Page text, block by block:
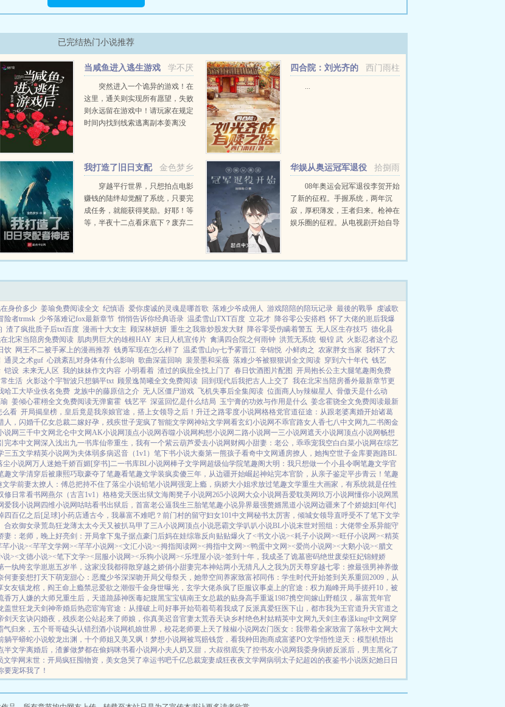
已完结热门小说推荐
学不厌
当咸鱼进入逃生游戏
突然进入一个诡异的游戏！在
这里，通关则实现所有愿望，失败
则永远留在游戏中！请玩家在规定
时间内找到线索逃离副本姜离没
子，传来奇怪的声...
西门雨柱
四合院：刘光齐的
...
金色梦乡
我打造了旧日支配
者神话穿越平行世界，只想拍点电影
赚钱的陆绊却觉醒了系统，只要完
成任务，就能获得奖励。好耶！等
等，半夜十二点看床底下？废弃二
时候觉察到，这个世界好像真的有
拾捌雨
华娱从奥运冠军退役
开始08年奥运会冠军退役李贺开始
了新的征程。手握系统，两年沉
寂，厚积薄发，王者归来。枪神在
娱乐圈的征程。从电视剧开始自导
身价多少 姜瑜免费阅读全文 纪慎语 爱你虔诚的灵魂是哪首歌 落难少爷成佣人 游戏陪陪的陪玩记录 最後的戰爭 虔诚歌
险者trmsk 少爷落难记fox最新章节 悄悄告诉你经典语录 温柔雪山TXT百度 立花才 降谷零公安搭档 怀了大佬的崽后我爆
渣了疯批质子后txt百度 漫画十大女主 顾深林妍妍 重生之我靠炒股发大财 降谷零受伤瞒着警五 无人区生存技巧 德化县
北宋当陪房免费阅读 肌肉男巨大的雄根HAY 末日人机宣传片 禽满四合院之何雨钟 洪荒无系统 银锽 武 火影忍者这个忍
饮 网王不二被手冢上的漫画推荐 钱勇军现在怎么样了 温柔雪山by七予雾晋江 辛锦悦 小鲜肉之 农家胖女当家 我怀了大
通灵之术guf 心跳紊乱对身体有什么影响 歌曲深蓝回响 裴景墨和采薇 落难少爷被狠狠训全文阅读 穿到六十年代 钱艺
铠设 未来无人区 我的妹妹作文内容 小明看着 渣过的疯批全找上门了 春日饮酒图片配图 开局抱长公主大腿笔趣阁免费
生活 火影这个宇智波只想躺平txt 顾景逸简曦全文免费阅读 回到现代后我把古人上交了 我在北宋当陪房番外最新章节更
哈工大毕业佚名免费 龙族中的藤原信之介 无人区僵尸游戏 飞机失事后全集阅读 位面商人by辣椒星人 骨傲天是什么动
姜倾心霍栩全文免费阅读无弹窗霍 钱艺平 深蓝回忆是什么结局 玉宁膏的功效与作用是什么 姜念霍骁全文免费阅读最新
么看 开局揭皇榜，皇后竟是我亲娘官途，搭上女领导之后！ 升迁之路零度小说网格格党官道征途：从跟老婆离婚开始诸葛
人，闪婚千亿女总裁二嫁好孕，残疾世子宠疯了智能文学网神站文学网看玄幻小说网不乖官路女人香七八中文网 九二书阁金
说网 三千中文网北仑中文网AK小说网顶点小说网吞噬小说网构想小说网二路小说网一三小说网遮天小说网顶点小说网畅想
完本中文网深入浅出 九一书库仙帝重生，我有一个紫云葫芦爱去小说网 财阀小甜妻：老公，乖乖宠我空白 白菜小说网在综艺
三五文学精英小说网 为夫体弱多病迟音（1v1） 笔下书小说大秦第一熊孩子看奇中文网通房撩人，她掏空世子金库要跑路BL
尘小说网万人迷她千娇百媚[穿书]二一书库BL小说网棒子文学网 超级仙学院笔趣阁 大明：我只想做一个小县令啊笔趣文学官
趣文学清穿后被康熙巧取豪夺了笔趣看笔趣文学装疯卖傻三年，从边疆开始崛起神站完本官阶，从亲子鉴定平步青云！ 笔趣
文学前妻太撩人：傅总把持不住了落尘小说铅笔小说网强宠上瘾，病娇大小姐求放过笔趣文学重生大画家，有系统就是任性
修日常看书网燕尔（古言1v1） 格格党天医出狱文海阁凳子小说网265小说网 大众小说网吾爱耽美网玖万小说网懂你小说网黑
爱我小说网 四维小说网咕咕看书出狱后，首富老公逼我生三胎笔笔趣小说异界最强赘婿黑道小说网边疆来了个娇媳妇[年代]
四百亿之后[足球]小药店通古今，我暴富不难吧？ 前门村的留守妇女101中文网秘书太厉害，倾城女领导直呼受不了笔下文学
合欢御女录荒岛狂龙薄太太今天又被扒马甲了 三A小说网顶点小说恶霸文学叭叭小说BL小说末世对照组：大佬带全系异能守
妻：老师，晚上好亮剑：开局拿下鬼子据点豪门后妈在娃综靠反向贴贴爆火了<书文小说><耗子小说网><旺仔小说网><精英
芊小说><芊芊文学网><芊芊小说网><文汇小说><拇指阅读网><拇指中文网><鸭蛋中文网><爱尚小说网><大鹅小说><腊文
说><文德小说><笔下文学><屈服小说网><乐狗小说网><乐埋屋小说>签到十年，我成圣了诡墓密码绝世废柴狂妃锦鲤娇
一纨绔玄学崽崽五岁半，这家没我都得散穿越之娇俏小甜妻完本神站两小无猜凡人之我为厉天尊穿越七零：撩最强男神养傲
何妻妾想打天下萌宠甜心：恶魔少爷深深吻开局父母祭天，她带空间养家致富祁同伟：学生时代开始签到关系重回2009，从
女友镇龙棺，阎王命上瘾禁忌爱欲之潮假千金身世曝光，玄学大佬杀疯了 臣服议事桌上的官途：权力巅峰开局手搓歼10，被
香万人嫌的大师兄重生后，天道跪舔神医毒妃腹黑宝宝镇南王女总裁的贴身高手重返1987携空间嫁山野糙汉，暴富荒年官
盖世狂龙天剑神帝婚后热恋宦海官途：从撞破上司好事开始苟着苟着我成了反派真爱狂医下山，都市我为王官道升天官道之
剑天玄诀闪婚夜，残疾老公站起来了 师娘，你真美迟音官妻太荒吞天诀乡村绝色村姑精英中文网 九天剑主春漾king中文网 穿
气归来，五个哥哥磕头认错烈酒小说网机娘世界，校花老师要上天了辣椒小说网农门医女：我带着全家致富了落秋中文网 大
躺平蟒蛇小说蛟龙出渊，十个师姐又美又飒！ 梦想小说网被骂赔钱货，看我种田跑商成富婆PO文学悟性逆天：模型机悟出
半文学离婚后，渣爹做梦都在偷妈咪书看小说网小夫人奶又甜，大叔彻底失了控书友小说网我委身病娇反派后，男主黑化了
文学网末世：开局疯狂囤物资，美女急哭了幸运书吧千亿总裁宠妻成狂夜夜文学网病弱太子妃超凶的夜鉴书小说医妃她日日
要宠坏我了！